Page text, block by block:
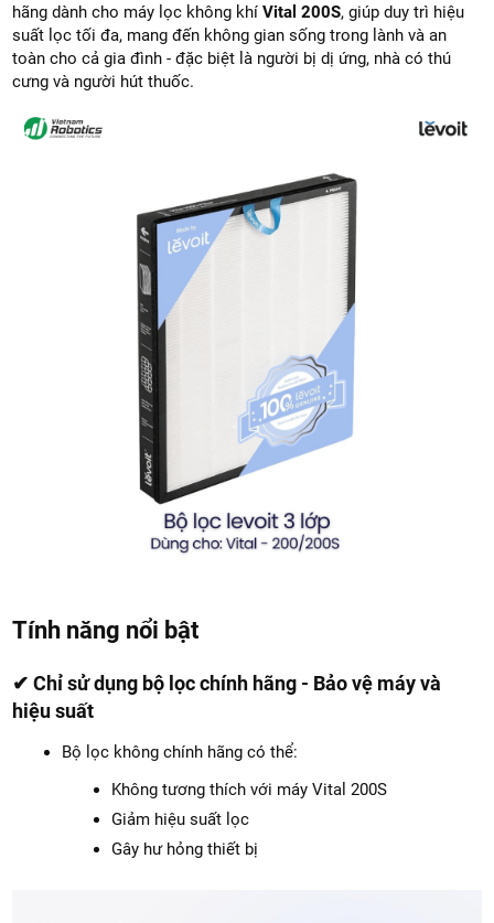
hãng dành cho máy lọc không khíVital 200S, giúp duy trì hiệu
suất lọc tối đa, mang đến không gian sống trong lành và an
toàn cho cả gia đình - đặc biệt là người bị dị ứng, nhà có thú
cưng và người hút thuốc.
Tính năng nổi bật
✔ Chỉ sử dụng bộ lọc chính hãng - Bảo vệ máy và
hiệu suất
Bộ lọc không chính hãng có thể:
Không tương thích với máy Vital 200S
Giảm hiệu suất lọc
Gây hư hỏng thiết bị